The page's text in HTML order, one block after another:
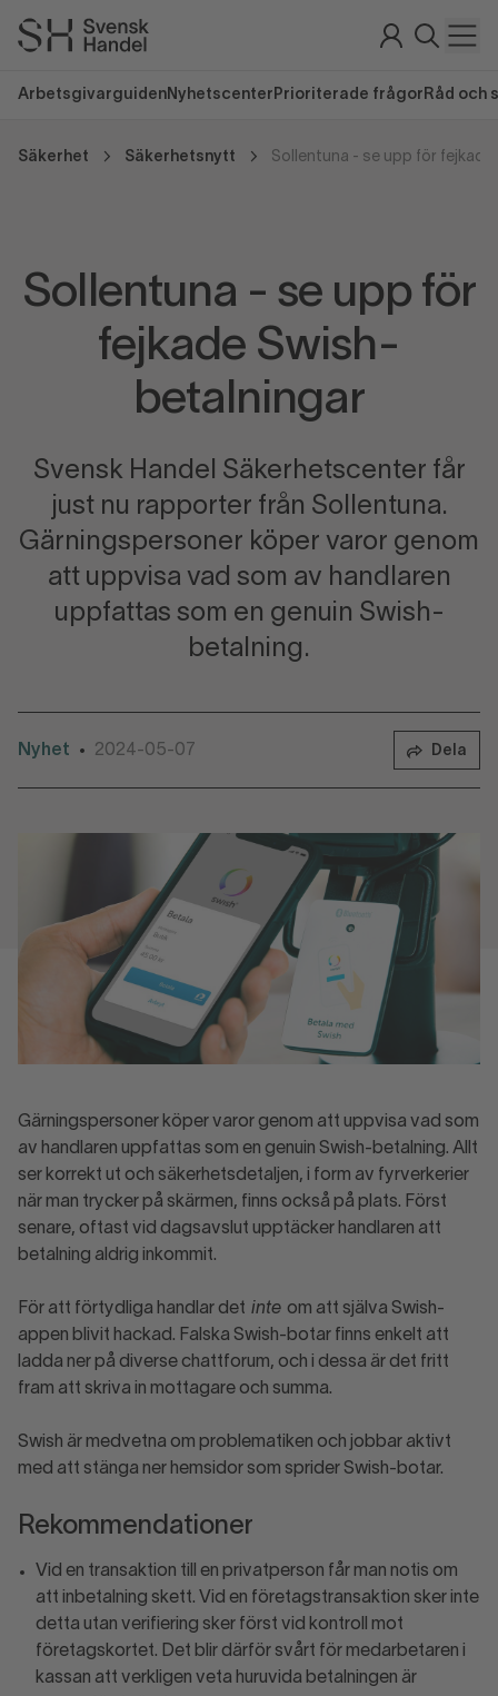
Arbetsgivarguiden Nyhetscenter Prioriterade frågor Råd och
Säkerhet Säkerhetsnytt
Sollentuna - se upp för
fejkade Swish-
betalningar
Svensk Handel Säkerhetscenter får
just nu rapporter från Sollentuna.
Gärningspersoner köper varor genom
att uppvisa vad som av handlaren
uppfattas som en genuin Swish-
betalning.
Nyhet • 2024-05-07 Dela
Gärningspersoner köper varor genom att uppvisa vad som
av handlaren uppfattas som en genuin Swish-betalning. Allt
ser korrekt ut och säkerhetsdetaljen, i form av fyrverkerier
när man trycker på skärmen, finns också på plats. Först
senare, oftast vid dagsavslut upptäcker handlaren att
betalning aldrig inkommit.
För att förtydliga handlar det inte om att själva Swish-
appen blivit hackad. Falska Swish-botar finns enkelt att
ladda ner på diverse chattforum, och i dessa är det fritt
fram att skriva in mottagare och summa.
Swish är medvetna om problematiken och jobbar aktivt
med att stänga ner hemsidor som sprider Swish-botar.
Rekommendationer
Vid en transaktion till en privatperson får man notis om
att inbetalning skett. Vid en företagstransaktion sker inte
detta utan verifiering sker först vid kontroll mot
företagskortet. Det blir därför svårt för medarbetaren i
kassan att verkligen veta huruvida betalningen är